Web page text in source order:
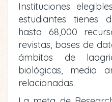
Instituciones
estudiantes tienes
hasta 68,000
revistas, bases de
ámbitos de
biológicas, medio
relacionadas.